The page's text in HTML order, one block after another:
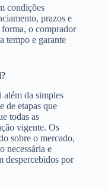
condições
prazos e
o comprador
tempo e garante
além da simples
de etapas que
todas as
vigente. Os
sobre o mercado,
necessária e
despercebidos por